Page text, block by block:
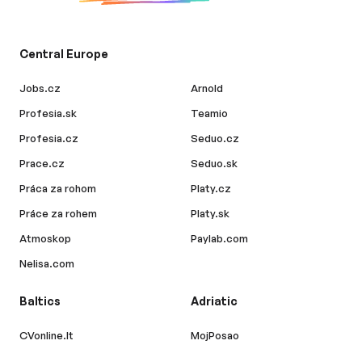
Central Europe
Jobs.cz
Profesia.sk
Profesia.cz
Prace.cz
Práca za rohom
Práce za rohem
Atmoskop
Nelisa.com
Arnold
Teamio
Seduo.cz
Seduo.sk
Platy.cz
Platy.sk
Paylab.com
Baltics
CVonline.lt
Adriatic
MojPosao